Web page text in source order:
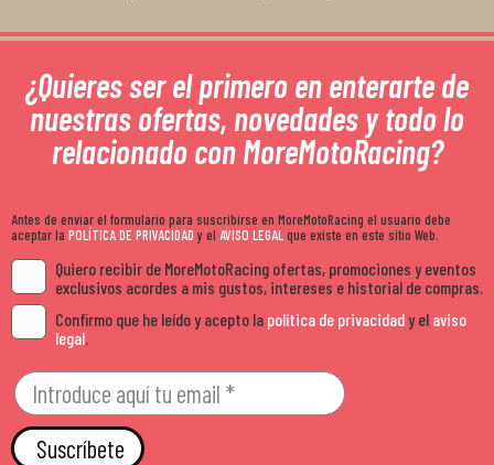
¿Quieres ser el primero en enterarte de
nuestras ofertas, novedades y todo lo
relacionado con MoreMotoRacing?
Antes de enviar el formulario para suscribirse en MoreMotoRacing el usuario debe
aceptar la POLÍTICA DE PRIVACIDADy el AVISO LEGALque existe en este sitio Web.
Quiero recibir de MoreMotoRacing ofertas, promociones y eventos
exclusivos acordes a mis gustos, intereses e historial de compras.
Confirmo que he leído y acepto la política de privacidady el aviso
legal
Suscríbete